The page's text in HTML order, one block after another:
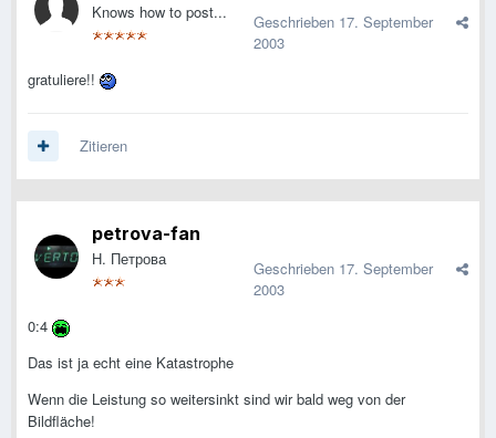
Knows how to post... Geschrieben 17. September
2003
gratuliere!!
Zitieren
petrova-fan
Н. Петрова Geschrieben 17. September
2003
0:4
Das ist ja echt eine Katastrophe
Wenn die Leistung so weitersinkt sind wir bald weg von der
Bildfläche!